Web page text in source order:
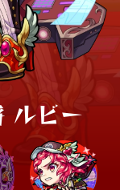
ルビー